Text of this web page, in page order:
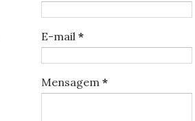
E-mail *
Mensagem *